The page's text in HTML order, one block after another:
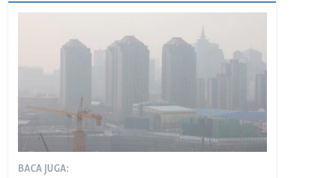
BACA JUGA: